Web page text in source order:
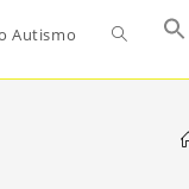
Autismo